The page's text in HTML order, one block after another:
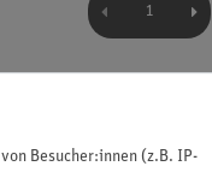
Besucher:innen (z.B. IP-